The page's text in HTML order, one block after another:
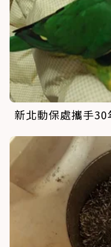
新北動保處攜手